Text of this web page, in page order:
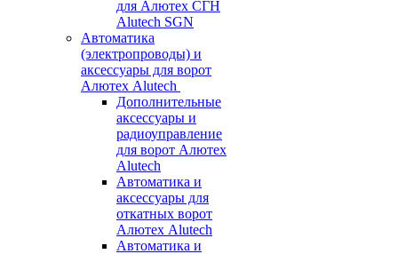
для Алютех СГН
Alutech SGN
Автоматика
(электропроводы) и
аксессуары для ворот
Алютех Alutech
Дополнительные
аксессуары и
радиоуправление
для ворот Алютех
Alutech
Автоматика и
аксессуары для
откатных ворот
Алютех Alutech
Автоматика и